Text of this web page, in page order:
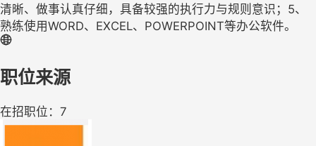
清晰、做事认真仔细，具备较强的执行力与规则意识；5、
熟练使用WORD、EXCEL、POWERPOINT等办公软件。
职位来源
在招职位：7